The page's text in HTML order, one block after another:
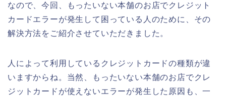
なので、今回、もったいない本舗のお店でクレジット
カードエラーが発生して困っている人のために、その
解決方法をご紹介させていただきました。
人によって利用しているクレジットカードの種類が違
いますからね。当然、もったいない本舗のお店でクレ
ジットカードが使えないエラーが発生した原因も、一